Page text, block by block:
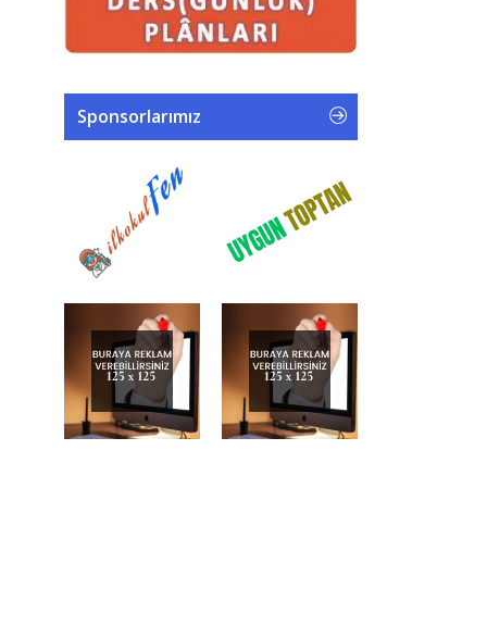
Sponsorlarımız